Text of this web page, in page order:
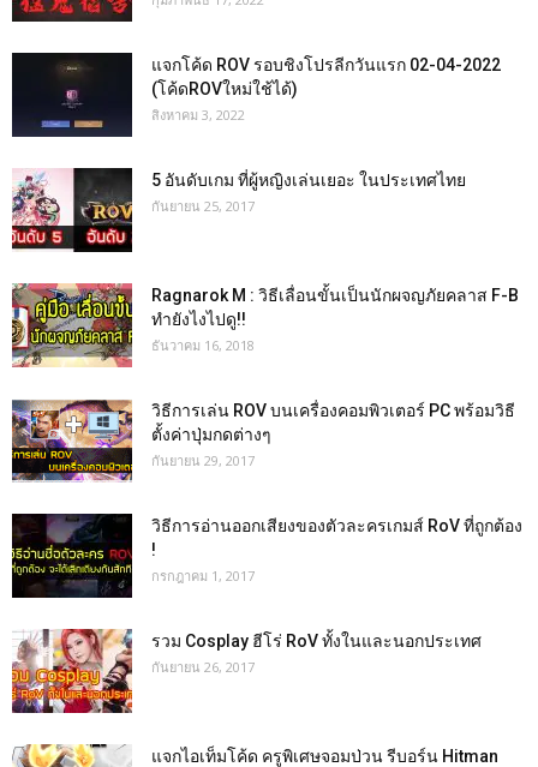
แจกโค้ด ROV รอบชิงโปรลีกวันแรก 02-04-2022
(โค้ดROVใหม่ใช้ได้)
สิงหาคม 3, 2022
5 อันดับเกม ที่ผู้หญิงเล่นเยอะ ในประเทศไทย
กันยายน 25, 2017
Ragnarok M : วิธีเลื่อนขั้นเป็นนักผจญภัยคลาส F-B
ทำยังไงไปดู!!
ธันวาคม 16, 2018
วิธีการเล่น ROV บนเครื่องคอมพิวเตอร์ PC พร้อมวิธี
ตั้งค่าปุ่มกดต่างๆ
กันยายน 29, 2017
วิธีการอ่านออกเสียงของตัวละครเกมส์ RoV ที่ถูกต้อง
!
กรกฎาคม 1, 2017
รวม Cosplay ฮีโร่ RoV ทั้งในและนอกประเทศ
กันยายน 26, 2017
แจกไอเท็มโค้ด ครูพิเศษจอมป่วน รีบอร์น Hitman